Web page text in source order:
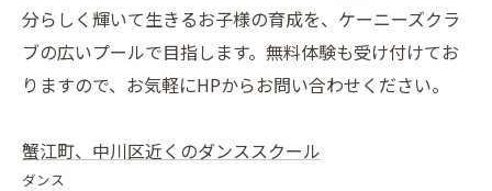
分らしく輝いて生きるお子様の育成を、ケーニーズクラ
ブの広いプールで目指します。無料体験も受け付けてお
りますので、お気軽にHPからお問い合わせください。
蟹江町、中川区近くのダンススクール
ダンス